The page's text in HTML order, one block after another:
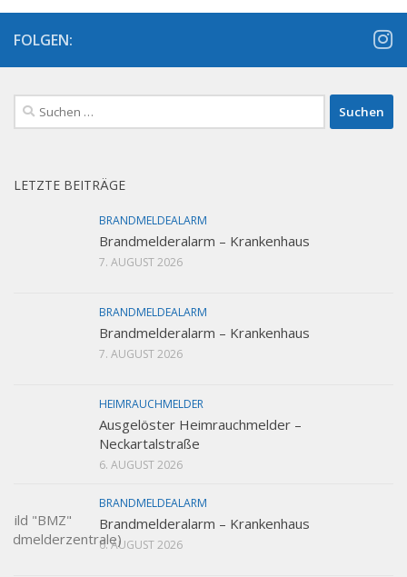
FOLGEN:
Suchen
nach:
LETZTE BEITRÄGE
BRANDMELDEALARM
Brandmelderalarm – Krankenhaus
7. AUGUST 2026
BRANDMELDEALARM
Brandmelderalarm – Krankenhaus
7. AUGUST 2026
HEIMRAUCHMELDER
Ausgelöster Heimrauchmelder –
Neckartalstraße
6. AUGUST 2026
BRANDMELDEALARM
Brandmelderalarm – Krankenhaus
6. AUGUST 2026